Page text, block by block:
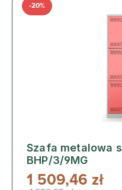
Szafa metalowa
BHP/3/9MG
-20%
1 509,46 zł